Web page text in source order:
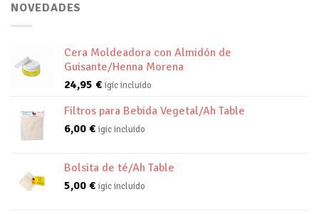
NOVEDADES
Cera Moldeadora con Almidón de
Guisante/Henna Morena
24,95 € igic incluido
Filtros para Bebida Vegetal/Ah Table
6,00 € igic incluido
Bolsita de té/Ah Table
5,00 € igic incluido